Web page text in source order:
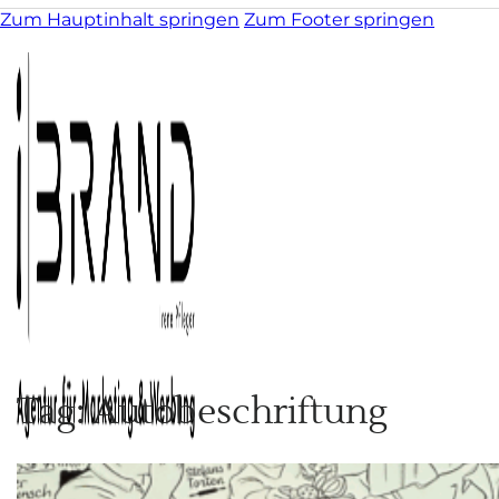
Zum Hauptinhalt springen Zum Footer springen
Kunst & Illustration
Tag: Autobeschriftung